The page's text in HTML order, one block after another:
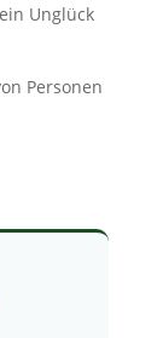
Unglück
Personen